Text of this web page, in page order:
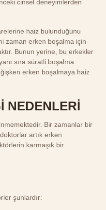
cinsel deneyimlerden
haiz bulunduğunu
zaman erken boşalma için
Bunun yerine, bu erkekler
sıra süratli boşalma
erken boşalmaya haiz
NEDENLERİ
Bir zamanlar bir
artık erken
karmaşık bir
şunlardır: